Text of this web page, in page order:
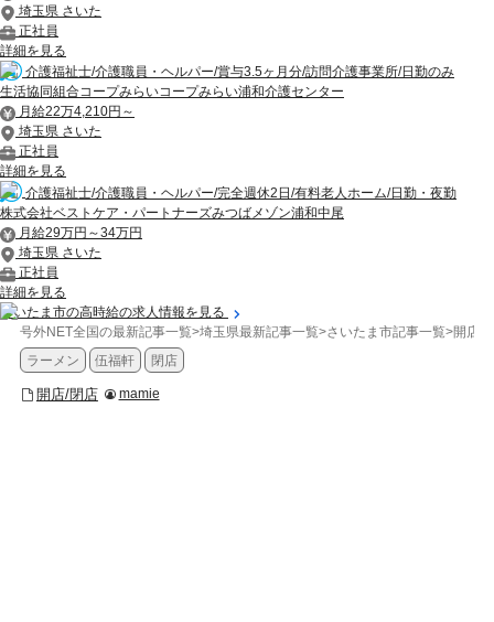
埼玉県 さいた
正社員
詳細を見る
介護福祉士/介護職員・ヘルパー/賞与3.5ヶ月分/訪問介護事業所/日勤のみ
生活協同組合コープみらいコープみらい浦和介護センター
月給22万4,210円～
埼玉県 さいた
正社員
詳細を見る
介護福祉士/介護職員・ヘルパー/完全週休2日/有料老人ホーム/日勤・夜勤
株式会社ベストケア・パートナーズみつばメゾン浦和中尾
月給29万円～34万円
埼玉県 さいた
正社員
詳細を見る
さいたま市の高時給の求人情報を見る
号外NET全国の最新記事一覧>埼玉県最新記事一覧>さいたま市記事一覧>開店/
ラーメン
伍福軒 閉店
開店/閉店 mamie